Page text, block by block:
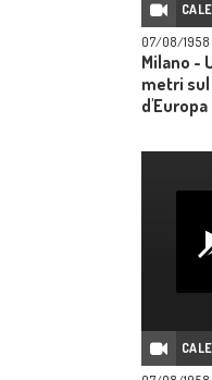
07/08/1958
Milano -
metri
d'Europa